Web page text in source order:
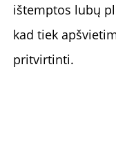
ištemptos lubų
kad tiek
pritvirtinti.